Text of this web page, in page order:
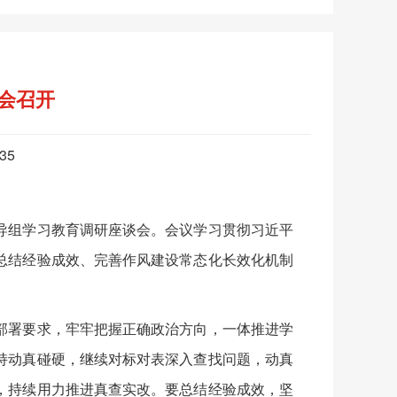
召开
学习教育调研座谈会。会议学习贯彻习近平
经验成效、完善作风建设常态化长效化机制
要求，牢牢把握正确政治方向，一体推进学
真碰硬，继续对标对表深入查找问题，动真
续用力推进真查实改。要总结经验成效，坚